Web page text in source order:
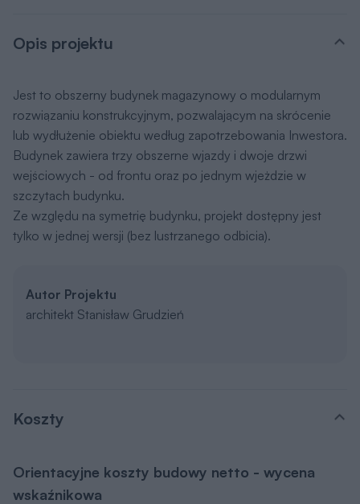
Opis projektu
Jest to obszerny budynek magazynowy o modularnym
rozwiązaniu konstrukcyjnym, pozwalającym na skrócenie
lub wydłużenie obiektu według zapotrzebowania Inwestora.
Budynek zawiera trzy obszerne wjazdy i dwoje drzwi
wejściowych - od frontu oraz po jednym wjeżdzie w
szczytach budynku.
Ze względu na symetrię budynku, projekt dostępny jest
tylko w jednej wersji (bez lustrzanego odbicia).
Autor Projektu
architekt Stanisław Grudzień
Koszty
Orientacyjne koszty budowy netto - wycena
wskaźnikowa